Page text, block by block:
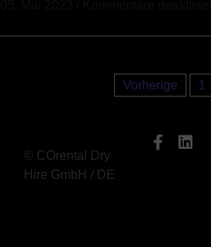
Vorherige 1
© COrental Dry
Hire GmbH / DE